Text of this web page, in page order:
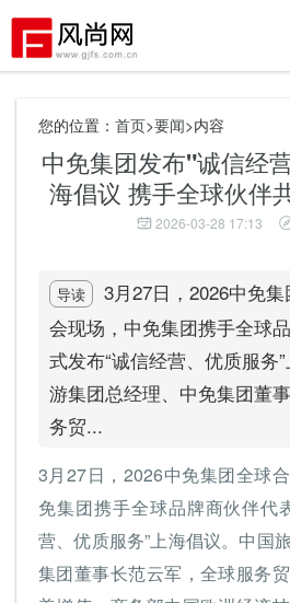
您的位置： 首页>要闻>内容
中免集团发布"诚信经
海倡议 携手全球伙伴
2026-03-28 17:13
导读
3月27日，2026中免
会现场，中免集团携手全球
式发布“诚信经营、优质服务
游集团总经理、中免集团董
务贸...
3月27日，2026中免集团全球
免集团携手全球品牌商伙伴代
营、优质服务”上海倡议。中国
集团董事长范云军，全球服务